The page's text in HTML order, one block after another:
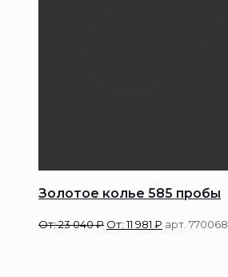
Золотое колье 585 пробы
От:23 040₽ От:11 981 ₽ арт. 770068